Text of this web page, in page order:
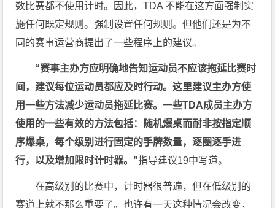
数比赛都不使用计时。因此，TDA 不能在这方面强制实
施任何既定规则。强制设置任何规则。但他们还是为不
同的赛事运营商提出了一些程序上的建议。
“赛事主办方应明确地告知运动员不应该拖延比赛时
间，建议每位运动员都应及时行动。这里建议主办方使
用一些方法减少运动员拖延比赛。一些TDA成员主办方
使用的一些有效的方法包括：随机爆桌而耐非按指定顺
序爆桌，每个级别进行固定的手牌数量，逐圈逐手进
行，以及增加限时计时器。”指导建议19中写道。
在高级别的比赛中，计时器很普遍，但在低级别的
赛道上就不那么重要了。也许有一天这种情况会改变，